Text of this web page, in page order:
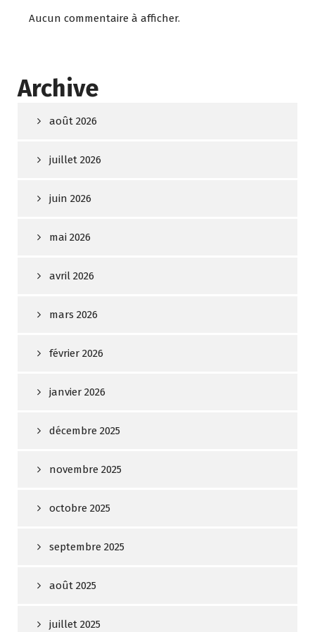
Aucun commentaire à afficher.
Archive
août 2026
juillet 2026
juin 2026
mai 2026
avril 2026
mars 2026
février 2026
janvier 2026
décembre 2025
novembre 2025
octobre 2025
septembre 2025
août 2025
juillet 2025